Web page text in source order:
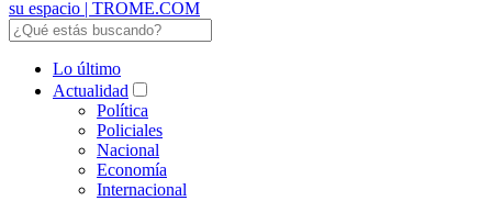
Lo último
Actualidad
Política
Policiales
Nacional
Economía
Internacional